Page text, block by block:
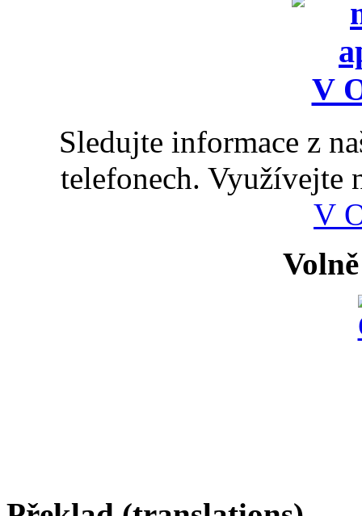
Sledujte informace z
telefonech. Využívejte
V